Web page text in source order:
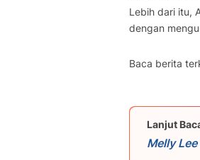
Lebih dari itu,
dengan
Baca berita
Lanjut
Melly